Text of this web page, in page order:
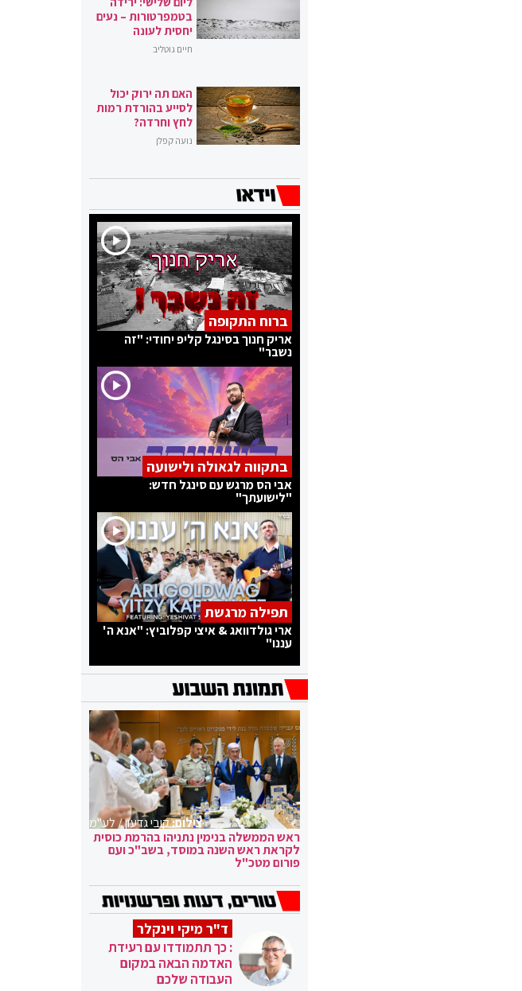
בטמפרטורות – נעים
יחסית לעונה
חיים גוטליב
האם תה ירוק יכול
לסייע בהורדת רמות
לחץ וחרדה?
נועה קפלן
ברוח התקופה
אריק חנוך בסינגל קליפ יחודי: "זה
נשבר"
בתקווה לגאולה ולישועה
אבי הס מרגש עם סינגל חדש:
"לישועתך"
תפילה מרגשת
ארי גולדוואג & איצי קפלוביץ: "אנא ה'
עננו"
צילום:קובי גדעון / לע"מ
ראש הממשלה בנימין נתניהו בהרמת כוסית
לקראת ראש השנה במוסד, בשב"כ ועם
פורום מטכ"ל
ד"ר מיקי וינקלר
: כך תתמודדו עם רעידת
האדמה הבאה במקום
העבודה שלכם